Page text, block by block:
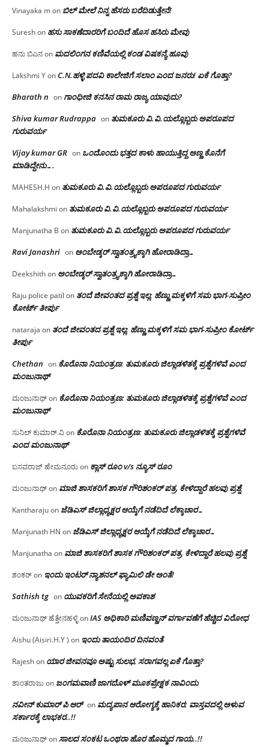
Vinayaka mon ಬಿಲ್ ಮೇಲೆ ನಿನ್ನ ಹೆಸರು ಬರೆದಿಡುತ್ತೇನೆ!
Sureshon ಹಸು ಸಾಕಣೆದಾರರಿಗೆ ಬಂದಿದೆ ಹೊಸ ಹಸಿರು ಮೇವು
ಹನು ಬಿಎನon ಮದಲಿಂಗನ ಕಣಿವೆಯಲ್ಲಿ ಕಂಡ ವಿಷಕನ್ಯೆ ಹೂವು
Lakshmi YonC.N.ಹಳ್ಳಿ ಪದವಿ ಕಾಲೇಜಿಗೆ ಸಲಾಂ‌ ಎಂದ ಜನರು! ಏಕೆ ಗೊತ್ತಾ?
Bharath n onಗಾಂಧೀಜಿ ಕನಸಿನ ರಾಮ ರಾಜ್ಯ ಯಾವುದು?
Shiva kumar Rudrappa on ತುಮಕೂರು‌ ವಿ.ವಿ.ಯಲ್ಲೊಬ್ಬರು ಅಪರೂಪದ
ಗುರುವರ್ಯ
Vijay kumar GR on ಒಂದೊಂದು ಭತ್ತದ ಕಾಳು ಹಾಯುತ್ತಿದ್ದ ಅಣ್ಣ ಕೊನೆಗೆ
ಮಾಡಿದ್ದೇನು….
MAHESH.H on ತುಮಕೂರು‌ ವಿ.ವಿ.ಯಲ್ಲೊಬ್ಬರು ಅಪರೂಪದ ಗುರುವರ್ಯ
Mahalakshmi on ತುಮಕೂರು‌ ವಿ.ವಿ.ಯಲ್ಲೊಬ್ಬರು ಅಪರೂಪದ ಗುರುವರ್ಯ
Manjunatha B on ತುಮಕೂರು‌ ವಿ.ವಿ.ಯಲ್ಲೊಬ್ಬರು ಅಪರೂಪದ ಗುರುವರ್ಯ
Ravi Janashri on ಅಂಬೇಡ್ಕರ್ ಸ್ವಾತಂತ್ರ್ಯಕ್ಕಾಗಿ ಹೋರಾಡಿದ್ರಾ…
Deekshithon ಅಂಬೇಡ್ಕರ್ ಸ್ವಾತಂತ್ರ್ಯಕ್ಕಾಗಿ ಹೋರಾಡಿದ್ರಾ…
Raju police patil on ತಂದೆ ಜೀವಂತದ ಪ್ರಶ್ನೆ ಇಲ್ಲ: ಹೆಣ್ಣು ಮಕ್ಕಳಿಗೆ ಸಮ ಭಾಗ-ಸುಪ್ರೀಂ
ಕೋರ್ಟ್ ತೀರ್ಪು
nataraja on ತಂದೆ ಜೀವಂತದ ಪ್ರಶ್ನೆ ಇಲ್ಲ: ಹೆಣ್ಣು ಮಕ್ಕಳಿಗೆ ಸಮ ಭಾಗ-ಸುಪ್ರೀಂ ಕೋರ್ಟ್
ತೀರ್ಪು
Chethan on ಕೊರೊನಾ ನಿಯಂತ್ರಣ: ತುಮಕೂರು ಜಿಲ್ಲಾಡಳಿತಕ್ಕೆ ಪ್ರಶ್ನೆಗಳಿವೆ ಎಂದ
ಮಂಜು‌ನಾಥ್
ಮಂಜುನಾಥ್on ಕೊರೊನಾ ನಿಯಂತ್ರಣ: ತುಮಕೂರು ಜಿಲ್ಲಾಡಳಿತಕ್ಕೆ ಪ್ರಶ್ನೆಗಳಿವೆ ಎಂದ
ಮಂಜು‌ನಾಥ್
ಸುನಿಲ್ ಕುಮಾರ್.ವಿon ಕೊರೊನಾ ನಿಯಂತ್ರಣ: ತುಮಕೂರು ಜಿಲ್ಲಾಡಳಿತಕ್ಕೆ ಪ್ರಶ್ನೆಗಳಿವೆ
ಎಂದ ಮಂಜು‌ನಾಥ್
ಬಸವರಾಜ್ ಹೇಮನೂರುon ಕ್ಲಾಸ್ ರೂಂ v/s ನ್ಯೂಸ್ ರೂಂ
ಮಂಜುನಾಥ್on ಮಾಜಿ ಶಾಸಕರಿಗೆ ಶಾಸಕ ಗೌರಿಶಂಕರ್ ಪತ್ರ, ಕೇಳಿದ್ದಾರೆ ಹಲವು ಪ್ರಶ್ನೆ
Kantharajuon ಜೆಡಿಎಸ್ ಜಿಲ್ಲಾಧ್ಯಕ್ಷರ ಆಯ್ಕೆಗೆ ನಡೆದಿದೆ ಲೆಕ್ಕಾಚಾರ…
Manjunath HN on ಜೆಡಿಎಸ್ ಜಿಲ್ಲಾಧ್ಯಕ್ಷರ ಆಯ್ಕೆಗೆ ನಡೆದಿದೆ ಲೆಕ್ಕಾಚಾರ…
Manjunatha on ಮಾಜಿ ಶಾಸಕರಿಗೆ ಶಾಸಕ ಗೌರಿಶಂಕರ್ ಪತ್ರ, ಕೇಳಿದ್ದಾರೆ ಹಲವು ಪ್ರಶ್ನೆ
ಶಂಕರ್on ಇಂದು ಇಂಟರ್ ನ್ಯಾಶನಲ್ ಫ್ಯಾಮಿಲಿ ಡೇ ಅಂತೆ!
Sathish tg on ಯುವಕರಿಗೆ ಸೇನೆಯಲ್ಲಿ ಅವಕಾಶ
ಮಂಜುನಾಥ್ ಹೆತ್ತೇನಹಳ್ಳಿonIAS ಅಧಿಕಾರಿ ಮಣಿವಣ್ಣನ್ ವರ್ಗಾವಣೆಗೆ ಹೆಚ್ಚಿದ‌ ವಿರೋಧ
Aishu (Aisiri.H.Y ) on ಇಂದು ತಾಯಂದಿರ ದಿನವಂತೆ
Rajeshon ಯಾರ ಜೀವನವೂ ಅಷ್ಟು ಸುಲಭ, ಸರಾಗವಲ್ಲ ಏಕೆ ಗೊತ್ತಾ?
ಶಾಂತರಾಜುon ಜಂಗಮವಾಣಿ ಜಾಗದೊಳ್ ಮೂಕಪ್ರೇಕ್ಷಕ ನಾವಿಂದು
ನವೀನ್ ಕುಮಾರ್ ಪಿ ಆರ್ on ಮದ್ಯಪಾನ ಆರೋಗ್ಯಕ್ಕೆ ಹಾನಿಕರ; ವಾಸ್ತವದಲ್ಲಿ ಅಳುವ
ಸರ್ಕಾರಕ್ಕೆ ಲಾಭಕರ..!!
ಮಂಜುನಾಥ್onಸಾಲದ ಸಂಕಟ ಒಂಥರಾ ಹೊರ ಹೊಮ್ಮದ ಗಾಯ..!!